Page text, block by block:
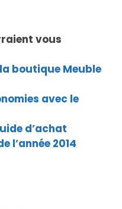
vous
boutique Meuble
avec le
d’achat
l’année 2014